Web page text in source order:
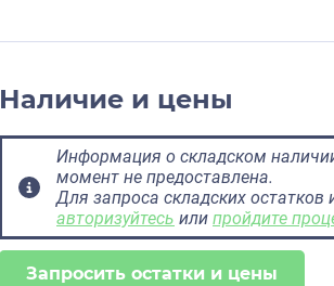
Наличие и цены
Информация о складском
момент не предоставлена.
Для запроса складских остатков
авторизуйтесь или пройдите
Запросить остатки и цены